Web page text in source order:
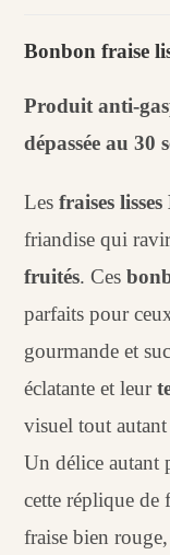
g)
Bonbon fraise
Produit anti-
dépassée au 30
Lesfraises
friandise qui
fruités. Ces
parfaits pour
gourmande et
éclatante et leur
visuel tout
Un délice autant
cette réplique de
fraise bien